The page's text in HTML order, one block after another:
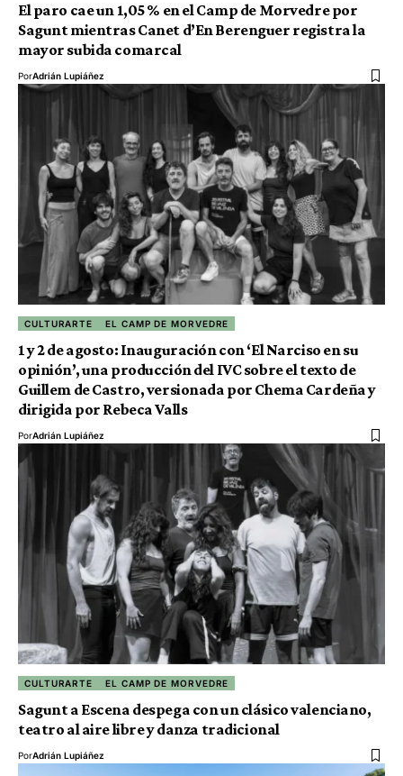
El paro cae un 1,05 % en el Camp de Morvedre por
Sagunt mientras Canet d’En Berenguer registra la
mayor subida comarcal
PorAdrián Lupiáñez
CULTURARTE EL CAMP DE MORVEDRE
1 y 2 de agosto: Inauguración con ‘El Narciso en su
opinión’, una producción del IVC sobre el texto de
Guillem de Castro, versionada por Chema Cardeña y
dirigida por Rebeca Valls
PorAdrián Lupiáñez
CULTURARTE EL CAMP DE MORVEDRE
Sagunt a Escena despega con un clásico valenciano,
teatro al aire libre y danza tradicional
PorAdrián Lupiáñez